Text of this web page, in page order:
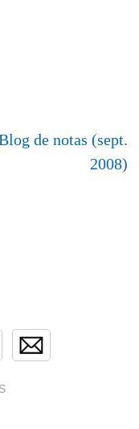
de notas (sept.
2008)